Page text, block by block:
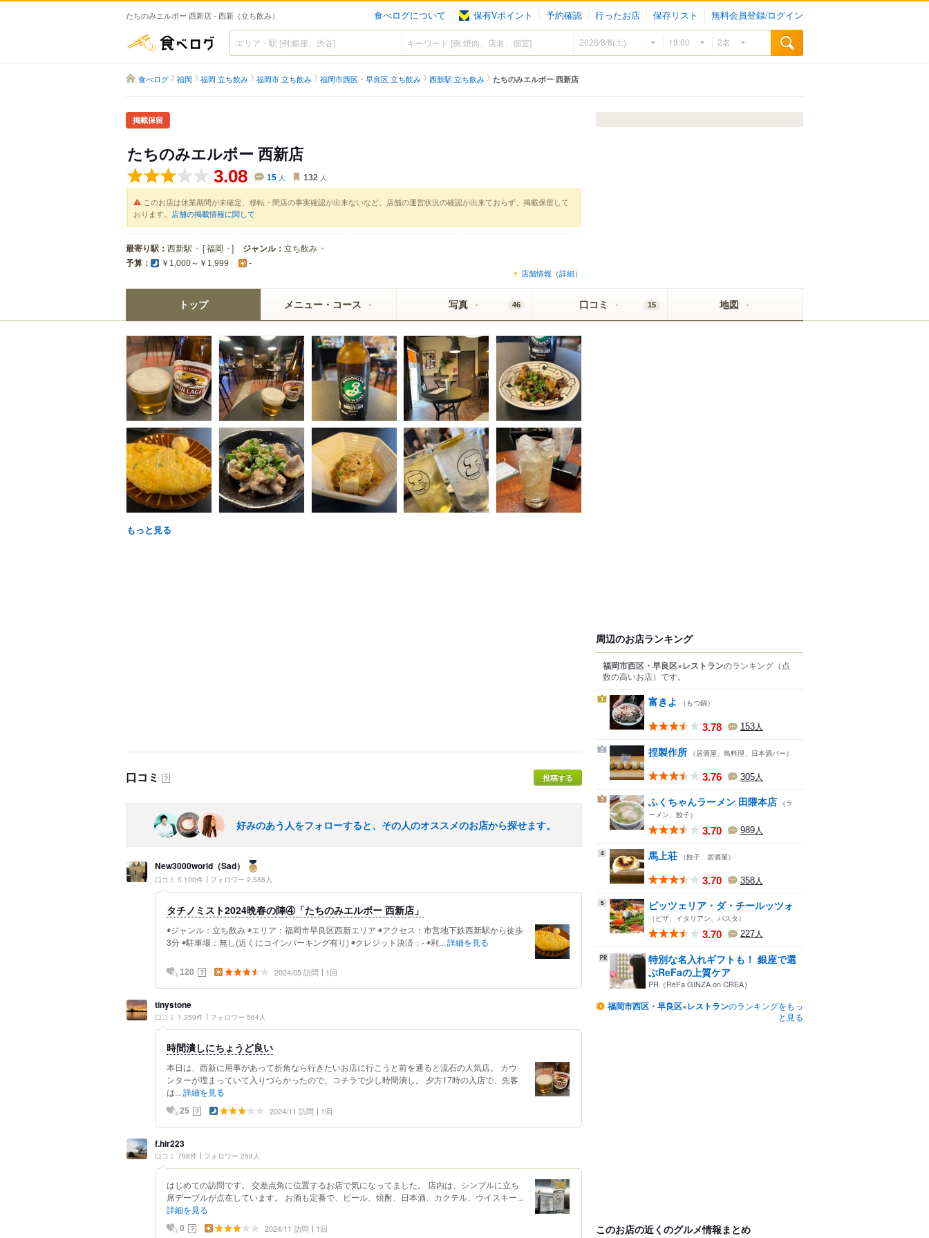
たちのみエルボー 西新店 - 西新（立ち飲み） 食べログについて 保有Vポイント 予約確認 行ったお店 保存リスト 無料会員登録/ログイン
食べログ
食べログ 福岡 福岡 立ち飲み 福岡市 立ち飲み 福岡市西区・早良区 立ち飲み 西新駅 立ち飲み たちのみエルボー 西新店
掲載保留
たちのみエルボー 西新店
3.08 15 人 132 人
このお店は休業期間が未確定、移転・閉店の事実確認が出来ないなど、店舗の運営状況の確認が出来ておらず、掲載保留して
おります。 店舗の掲載情報に関して
最寄り駅： 西新駅 [福岡 ] ジャンル： 立ち飲み
予算： ￥1,000～￥1,999 -
店舗情報（詳細）
トップ メニュー・コース 写真 46 口コミ 15 地図
もっと見る
口コミ ？ 投稿する
好みのあう人をフォローすると、その人のオススメのお店から探せます。
New3000world（Sad）
口コミ 5,100件 フォロワー 2,588人
タチノミスト2024晩春の陣④「たちのみエルボー 西新店」
◉ジャンル：立ち飲み ◉エリア：福岡市早良区西新エリア ◉アクセス：市営地下鉄西新駅から徒歩
3分 ◉駐車場：無し(近くにコインパーキング有り) ◉クレジット決済：- ◉利... 詳細を見る
120 ？ 2024/05 訪問 1回
tinystone
口コミ 1,359件 フォロワー 564人
時間潰しにちょうど良い
本日は、西新に用事があって折角なら行きたいお店に行こうと前を通ると流石の人気店。 カウ
ンターが埋まっていて入りづらかったので、コチラで少し時間潰し。 夕方17時の入店で、先客
は... 詳細を見る
25 ？ 2024/11 訪問 1回
f.hir223
口コミ 798件 フォロワー 258人
はじめての訪問です。 交差点角に位置するお店で気になってました。 店内は、シンプルに立ち
席デーブルが点在しています。 お酒も定番で、ビール、焼酎、日本酒、カクテル、ウイスキー...
詳細を見る
0 ？ 2024/11 訪問 1回
周辺のお店ランキング
福岡市西区・早良区×レストランのランキング （点
数の高いお店） です。
1 富きよ （もつ鍋）
3.78 153人
2 捏製作所 （居酒屋、鳥料理、日本酒バー）
3.76 305人
3 ふくちゃんラーメン 田隈本店 （ラ
ーメン、餃子）
3.70 989人
4 馬上荘 （餃子、居酒屋）
3.70 358人
5 ピッツェリア・ダ・チールッツォ
（ピザ、イタリアン、パスタ）
3.70 227人
特別な名入れギフトも！ 銀座で選
ぶReFaの上質ケア
PR（ReFa GINZA on CREA）
福岡市西区・早良区×レストランのランキングをもっ
と見る
このお店の近くのグルメ情報まとめ